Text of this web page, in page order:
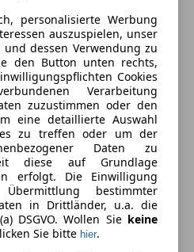
personalisierte Werbung
auszuspielen, unser
dessen Verwendung zu
den Button unten rechts,
Cookies
Verarbeitung
zuzustimmen oder den
eine detaillierte Auswahl
zu treffen oder um der
Daten zu
diese auf Grundlage
erfolgt. Die Einwilligung
bestimmter
in Drittländer, u.a. die
DSGVO. Wollen Sie keine
Sie bitte hier.